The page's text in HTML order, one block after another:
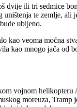
dvije ili tri sedmice
uništenja te zemlje, ali
ubijeno.
kao veoma moćna
kao mnogo jača od
vojnom helikopteru
moreuza, Tramp